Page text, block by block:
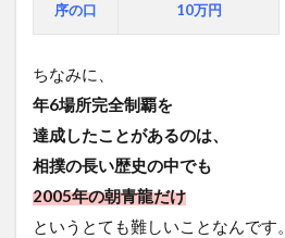
序の口 10万円
ちなみに、
年6場所完全制覇を
達成したことがあるのは、
相撲の長い歴史の中でも
2005年の朝青龍だけ
というとても難しいことなんです。